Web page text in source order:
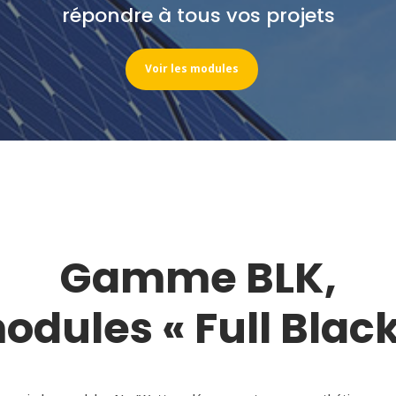
répondre à tous vos projets
Voir les modules
Gamme BLK,
« Full